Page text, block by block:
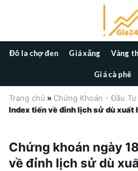
Đô la chợ đen Giá xăng Vàng
Giá cà phê
Trang chủ » Chứng Khoán - Đầu Tư
Index tiến về đỉnh lịch sử dù xuất
Chứng khoán ngày
về đỉnh lịch sử dù